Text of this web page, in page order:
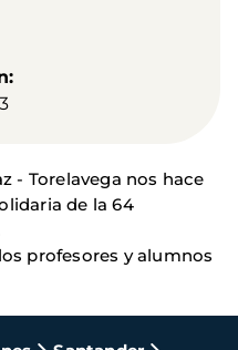
- Torelavega nos hace
de la 64
profesores y alumnos